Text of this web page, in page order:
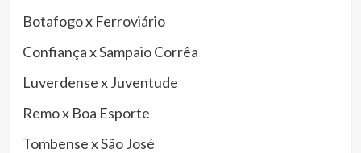
Botafogo x Ferroviário
Confiança x Sampaio Corrêa
Luverdense x Juventude
Remo x Boa Esporte
Tombense x São José